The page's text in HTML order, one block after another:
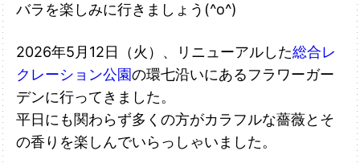
バラを楽しみに行きましょう(^o^)
2026年5月12日（火）、リニューアルした総合レ
クレーション公園の環七沿いにあるフラワーガー
デンに行ってきました。
平日にも関わらず多くの方がカラフルな薔薇とそ
の香りを楽しんでいらっしゃいました。